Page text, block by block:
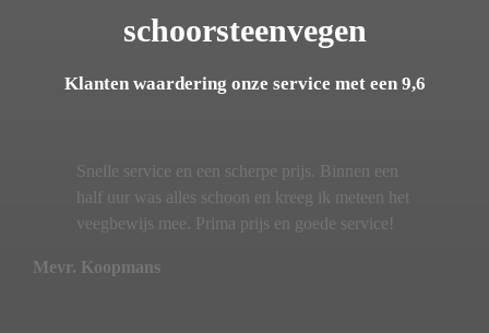
schoorsteenvegen
Klanten waardering onze service met een 9,6
Snelle service en een scherpe prijs. Binnen een
half uur was alles schoon en kreeg ik meteen het
veegbewijs mee. Prima prijs en goede service!
Mevr. Koopmans